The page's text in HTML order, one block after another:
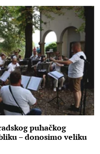
puhačkog
– donosimo veliku